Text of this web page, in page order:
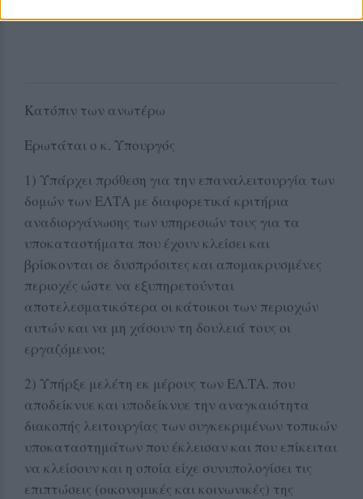
Κατόπιν των ανωτέρω
Ερωτάται ο κ. Υπουργός
1) Υπάρχει πρόθεση για την επαναλειτουργία των
δομών των ΕΛΤΑ με διαφορετικά κριτήρια
αναδιοργάνωσης των υπηρεσιών τους για τα
υποκαταστήματα που έχουν κλείσει και
βρίσκονται σε δυσπρόσιτες και απομακρυσμένες
περιοχές ώστε να εξυπηρετούνται
αποτελεσματικότερα οι κάτοικοι των περιοχών
αυτών και να μη χάσουν τη δουλειά τους οι
εργαζόμενοι;
2) Υπήρξε μελέτη εκ μέρους των ΕΛ.ΤΑ. που
αποδείκνυε και υποδείκνυε την αναγκαιότητα
διακοπής λειτουργίας των συγκεκριμένων τοπικών
υποκαταστημάτων που έκλεισαν και που επίκειται
να κλείσουν και η οποία είχε συνυπολογίσει τις
επιπτώσεις (οικονομικές και κοινωνικές) της